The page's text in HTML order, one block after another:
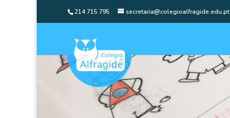
214 715 795 secretaria@colegioalfragide.edu.pt